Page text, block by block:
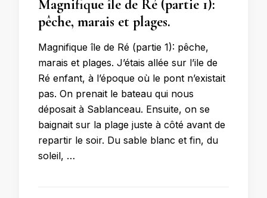
Magnifique île de Ré (partie 1):
pêche, marais et plages.
Magnifique île de Ré (partie 1): pêche,
marais et plages. J’étais allée sur l’ile de
Ré enfant, à l’époque où le pont n’existait
pas. On prenait le bateau qui nous
déposait à Sablanceau. Ensuite, on se
baignait sur la plage juste à côté avant de
repartir le soir. Du sable blanc et fin, du
soleil, …